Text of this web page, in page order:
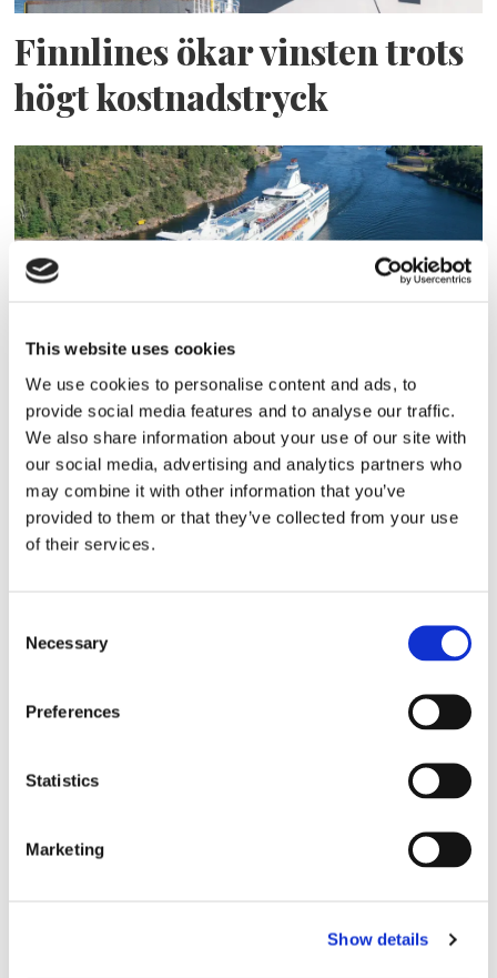
This website uses cookies
We use cookies to personalise content and ads, to
provide social media features and to analyse our traffic.
We also share information about your use of our site with
our social media, advertising and analytics partners who
may combine it with other information that you’ve
provided to them or that they’ve collected from your use
of their services.
Selection
Necessary
Preferences
Statistics
Marketing
Show details
Finnlines ökar vinsten trots
högt kostnadstryck
Tallink lyfter halvåret trots
pressade kostnader
bränslekostnader men